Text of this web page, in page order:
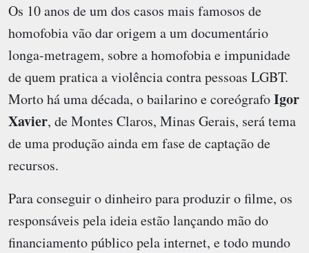
Os 10 anos de um dos casos mais famosos de
homofobia vão dar origem a um documentário
longa-metragem, sobre a homofobia e impunidade
de quem pratica a violência contra pessoas LGBT.
Morto há uma década, o bailarino e coreógrafoIgor
Xavier, de Montes Claros, Minas Gerais, será tema
de uma produção ainda em fase de captação de
recursos.
Para conseguir o dinheiro para produzir o filme, os
responsáveis pela ideia estão lançando mão do
financiamento público pela internet, e todo mundo